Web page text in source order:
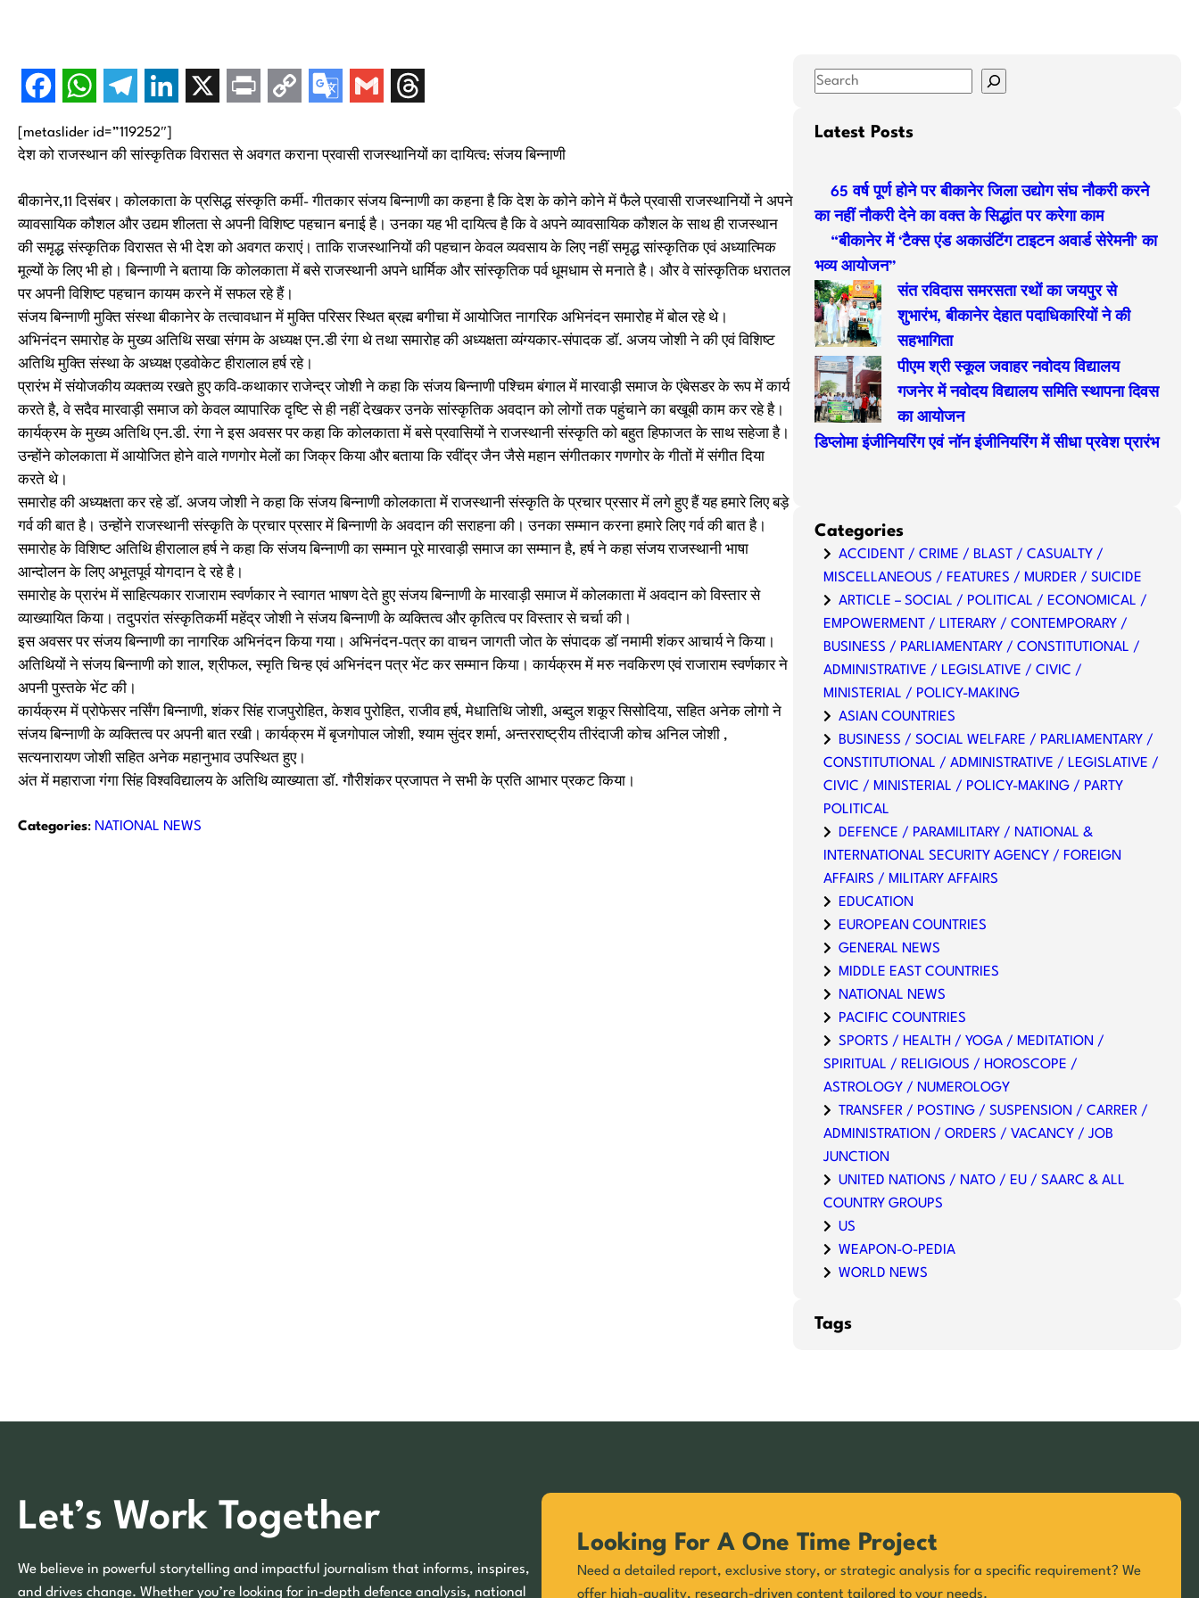
[metaslider id=”119252″]
देश को राजस्‍थान की सांस्‍कृतिक विरासत से अवगत कराना प्रवासी राजस्‍थानियों का दायित्‍व: संजय बिन्नाणी
बीकानेर,11 दिसंबर। कोलकाता के प्रसिद्ध संस्‍कृति कर्मी- गीतकार संजय बिन्‍नाणी का कहना है कि देश के कोने कोने में फैले प्रवासी राजस्‍थानियों ने अपने
व्‍यावसायिक कौशल और उद्यम शीलता से अपनी विशिष्‍ट पहचान बनाई है। उनका यह भी दायित्‍व है कि वे अपने व्‍यावसायिक कौशल के साथ ही राजस्‍थान
की समृद्ध संस्‍कृतिक विरासत से भी देश को अवगत कराएं। ताकि राजस्‍थानियों की पहचान केवल व्‍यवसाय के लिए नहीं समृद्ध सांस्‍कृतिक एवं अध्‍यात्मिक
मूल्‍यों के लिए भी हो। बिन्‍नाणी ने बताया कि कोलकाता में बसे राजस्‍थानी अपने धार्मिक और सांस्‍कृतिक पर्व धूमधाम से मनाते है। और वे सांस्‍कृतिक धरातल
पर अपनी विशिष्‍ट पहचान कायम करने में सफल रहे हैं।
संजय बिन्नाणी मुक्ति संस्था बीकानेर के तत्वावधान में मुक्ति परिसर स्थित ब्रह्म बगीचा में आयोजित नागरिक अभिनंदन समारोह में बोल रहे थे।
अभिनंदन समारोह के मुख्य अतिथि सखा संगम के अध्यक्ष एन.डी रंगा थे तथा समारोह की अध्यक्षता व्यंग्यकार-संपादक डॉ. अजय जोशी ने की एवं विशिष्ट
अतिथि मुक्ति संस्था के अध्यक्ष एडवोकेट हीरालाल हर्ष रहे।
प्रारंभ में संयोजकीय व्यक्तव्य रखते हुए कवि-कथाकार राजेन्द्र जोशी ने कहा कि संजय बिन्नाणी पश्चिम बंगाल में मारवाड़ी समाज के एंबेसडर के रूप में कार्य
करते है, वे सदैव मारवाड़ी समाज को केवल व्यापारिक दृष्टि से ही नहीं देखकर उनके सांस्कृतिक अवदान को लोगों तक पहुंचाने का बखूबी काम कर रहे है।
कार्यक्रम के मुख्य अतिथि एन.डी. रंगा ने इस अवसर पर कहा कि कोलकाता में बसे प्रवासियों ने राजस्‍थानी संस्‍कृति को बहुत हिफाजत के साथ सहेजा है।
उन्‍होंने कोलकाता में आयोजित होने वाले गणगोर मेलों का जिक्र किया और बताया कि रवींद्र जैन जैसे महान संगीतकार गणगोर के गीतों में संगीत दिया
करते थे।
समारोह की अध्यक्षता कर रहे डॉ. अजय जोशी ने कहा कि संजय बिन्‍नाणी कोलकाता में राजस्‍थानी संस्‍कृति के प्रचार प्रसार में लगे हुए हैं यह हमारे लिए बड़े
गर्व की बात है। उन्होंने राजस्‍थानी संस्‍कृति के प्रचार प्रसार में बिन्‍नाणी के अवदान की सराहना की। उनका सम्‍मान करना हमारे लिए गर्व की बात है।
समारोह के विशिष्ट अतिथि हीरालाल हर्ष ने कहा कि संजय बिन्नाणी का सम्मान पूरे मारवाड़ी समाज का सम्मान है, हर्ष ने कहा संजय राजस्‍थानी भाषा
आन्दोलन के लिए अभूतपूर्व योगदान दे रहे है।
समारोह के प्रारंभ में साहित्यकार राजाराम स्वर्णकार ने स्वागत भाषण देते हुए संजय बिन्नाणी के मारवाड़ी समाज में कोलकाता में अवदान को विस्तार से
व्याख्यायित किया। तदुपरांत संस्कृतिकर्मी महेंद्र जोशी ने संजय बिन्नाणी के व्यक्तित्व और कृतित्व पर विस्तार से चर्चा की।
इस अवसर पर संजय बिन्नाणी का नागरिक अभिनंदन किया गया। अभिनंदन-पत्र का वाचन जागती जोत के संपादक डॉ नमामी शंकर आचार्य ने किया।
अतिथियों ने संजय बिन्नाणी को शाल, श्रीफल, स्मृति चिन्ह एवं अभिनंदन पत्र भेंट कर सम्मान किया। कार्यक्रम में मरु नवकिरण एवं राजाराम स्वर्णकार ने
अपनी पुस्तके भेंट की।
कार्यक्रम में प्रोफेसर नर्सिंग बिन्नाणी, शंकर सिंह राजपुरोहित, केशव पुरोहित, राजीव हर्ष, मेधातिथि जोशी, अब्दुल शकूर सिसोदिया, सहित अनेक लोगो ने
संजय बिन्नाणी के व्यक्तित्व पर अपनी बात रखी। कार्यक्रम में बृजगोपाल जोशी, श्याम सुंदर शर्मा, अन्तरराष्ट्रीय तीरंदाजी कोच अनिल जोशी ,
सत्यनारायण जोशी सहित अनेक महानुभाव उपस्थित हुए।
अंत में महाराजा गंगा सिंह विश्वविद्यालय के अतिथि व्याख्याता डॉ. गौरीशंकर प्रजापत ने सभी के प्रति आभार प्रकट किया।
Categories: NATIONAL NEWS
S
aLatest Posts
65 वर्ष पूर्ण होने पर बीकानेर जिला उद्योग संघ नौकरी करने
का नहीं नौकरी देने का वक्त के सिद्धांत पर करेगा काम
“बीकानेर में ‘टैक्स एंड अकाउंटिंग टाइटन अवार्ड सेरेमनी’ का
भव्य आयोजन”
संत रविदास समरसता रथों का जयपुर से
शुभारंभ, बीकानेर देहात पदाधिकारियों ने की
सहभागिता
पीएम श्री स्कूल जवाहर नवोदय विद्यालय
गजनेर में नवोदय विद्यालय समिति स्थापना दिवस
का आयोजन
डिप्लोमा इंजीनियरिंग एवं नॉन इंजीनियरिंग में सीधा प्रवेश प्रारंभ
Categories
ACCIDENT / CRIME / BLAST / CASUALTY /
MISCELLANEOUS / FEATURES / MURDER / SUICIDE
ARTICLE – SOCIAL / POLITICAL / ECONOMICAL /
EMPOWERMENT / LITERARY / CONTEMPORARY /
BUSINESS / PARLIAMENTARY / CONSTITUTIONAL /
ADMINISTRATIVE / LEGISLATIVE / CIVIC /
MINISTERIAL / POLICY-MAKING
ASIAN COUNTRIES
BUSINESS / SOCIAL WELFARE / PARLIAMENTARY /
CONSTITUTIONAL / ADMINISTRATIVE / LEGISLATIVE /
CIVIC / MINISTERIAL / POLICY-MAKING / PARTY
POLITICAL
DEFENCE / PARAMILITARY / NATIONAL &
INTERNATIONAL SECURITY AGENCY / FOREIGN
AFFAIRS / MILITARY AFFAIRS
EDUCATION
EUROPEAN COUNTRIES
GENERAL NEWS
MIDDLE EAST COUNTRIES
NATIONAL NEWS
PACIFIC COUNTRIES
SPORTS / HEALTH / YOGA / MEDITATION /
SPIRITUAL / RELIGIOUS / HOROSCOPE /
ASTROLOGY / NUMEROLOGY
TRANSFER / POSTING / SUSPENSION / CARRER /
ADMINISTRATION / ORDERS / VACANCY / JOB
JUNCTION
UNITED NATIONS / NATO / EU / SAARC & ALL
COUNTRY GROUPS
US
WEAPON-O-PEDIA
WORLD NEWS
Tags
Let’s Work Together
We believe in powerful storytelling and impactful journalism that informs, inspires,
and drives change. Whether you’re looking for in-depth defence analysis, national
Looking For A One Time Project
Need a detailed report, exclusive story, or strategic analysis for a specific requirement? We
offer high-quality, research-driven content tailored to your needs.